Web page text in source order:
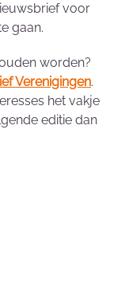
voor
gaan.
worden?
Verenigingen.
het vakje
editie dan